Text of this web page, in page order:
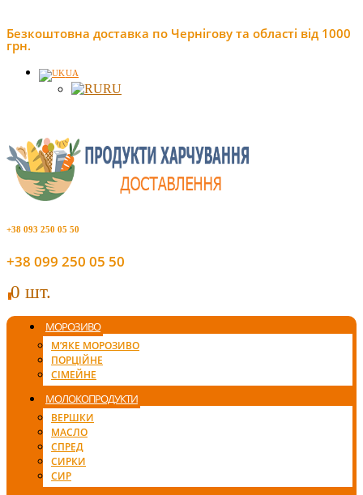
Безкоштовна доставка по Чернігову та області від 1000
грн.
UA
RU
+38 093 250 05 50
+38 099 250 05 50
00 шт.
МОРОЗИВО
М’ЯКЕ МОРОЗИВО
ПОРЦІЙНЕ
СІМЕЙНЕ
МОЛОКОПРОДУКТИ
ВЕРШКИ
МАСЛО
СПРЕД
СИРКИ
СИР